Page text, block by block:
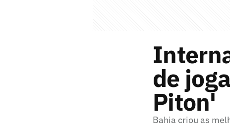
de
Piton'
Bahia criou as